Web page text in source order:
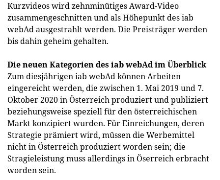
Kurzvideos wird zehnminütiges Award-Video
zusammengeschnitten und als Höhepunkt des iab
webAd ausgestrahlt werden. Die Preisträger werden
bis dahin geheim gehalten.
Die neuen Kategorien des iab webAd im Überblick
Zum diesjährigen iab webAd können Arbeiten
eingereicht werden, die zwischen 1. Mai 2019 und 7.
Oktober 2020 in Österreich produziert und publiziert
beziehungsweise speziell für den österreichischen
Markt konzipiert wurden. Für Einreichungen, deren
Strategie prämiert wird, müssen die Werbemittel
nicht in Österreich produziert worden sein; die
Stragieleistung muss allerdings in Öserreich erbracht
worden sein.